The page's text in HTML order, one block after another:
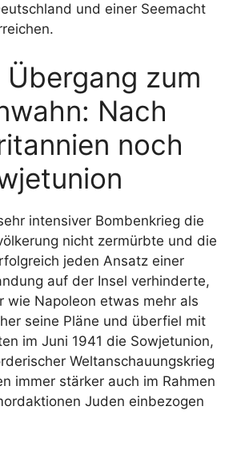
und einer Seemacht
zum
Nach
noch
intensiver Bombenkrieg die
nicht zermürbte und die
jeden Ansatz einer
auf der Insel verhinderte,
wie Napoleon etwas mehr als
seine Pläne und überfiel mit
im Juni 1941 die Sowjetunion,
Weltanschauungskrieg
immer stärker auch im Rahmen
Juden einbezogen